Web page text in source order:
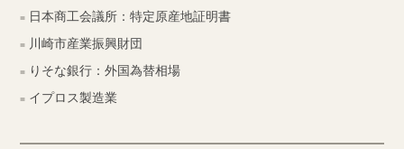
日本商工会議所：特定原産地証明書
川崎市産業振興財団
りそな銀行：外国為替相場
イプロス製造業